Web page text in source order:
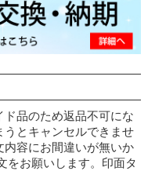
ド品のため返品不可にな
うとキャンセルできませ
容にお間違いが無いか
をお願いします。印面タ